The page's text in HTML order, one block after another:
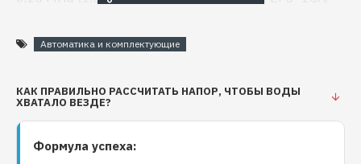
(1,5 – 3 бар)) модели с индексом “А” оснащены
функцией автоматического перезапуска
Автоматика и комплектующие
КАК ПРАВИЛЬНО РАССЧИТАТЬ НАПОР, ЧТОБЫ ВОДЫ
ХВАТАЛО ВЕЗДЕ?
Формула успеха: